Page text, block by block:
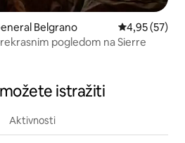
Belgrano Prosječna
4,95 (57)
pogledom na Sierre
istražiti
Aktivnosti